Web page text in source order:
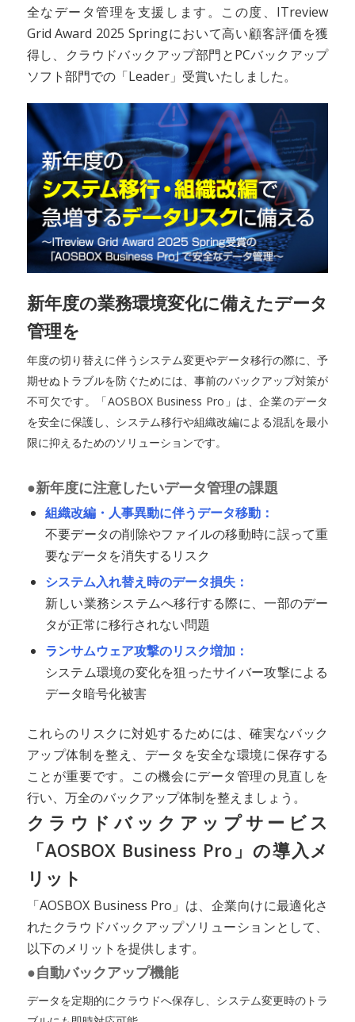
全なデータ管理を支援します。この度、ITreview
Grid Award 2025 Springにおいて高い顧客評価を獲
得し、クラウドバックアップ部門とPCバックアップ
ソフト部門での「Leader」受賞いたしました。
新年度の業務環境変化に備えたデータ
管理を
年度の切り替えに伴うシステム変更やデータ移行の際に、予
期せぬトラブルを防ぐためには、事前のバックアップ対策が
不可欠です。「AOSBOX Business Pro」は、企業のデータ
を安全に保護し、システム移行や組織改編による混乱を最小
限に抑えるためのソリューションです。
●新年度に注意したいデータ管理の課題
組織改編・人事異動に伴うデータ移動：
不要データの削除やファイルの移動時に誤って重
要なデータを消失するリスク
システム入れ替え時のデータ損失：
新しい業務システムへ移行する際に、一部のデー
タが正常に移行されない問題
ランサムウェア攻撃のリスク増加：
システム環境の変化を狙ったサイバー攻撃による
データ暗号化被害
これらのリスクに対処するためには、確実なバック
アップ体制を整え、データを安全な環境に保存する
ことが重要です。この機会にデータ管理の見直しを
行い、万全のバックアップ体制を整えましょう。
クラウドバックアップサービス
「AOSBOX Business Pro」の導入メ
リット
「AOSBOX Business Pro」は、企業向けに最適化さ
れたクラウドバックアップソリューションとして、
以下のメリットを提供します。
●自動バックアップ機能
データを定期的にクラウドへ保存し、システム変更時のトラ